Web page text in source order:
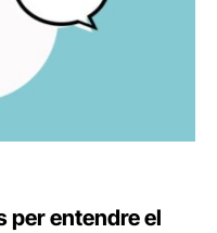
per entendre el